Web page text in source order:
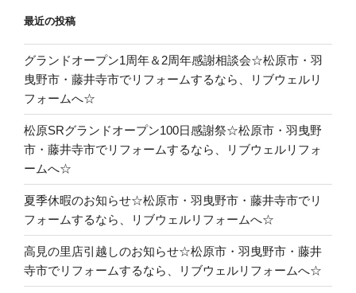
最近の投稿
グランドオープン1周年＆2周年感謝相談会☆松原市・羽
曳野市・藤井寺市でリフォームするなら、リブウェルリ
フォームへ☆
松原SRグランドオープン100日感謝祭☆松原市・羽曳野
市・藤井寺市でリフォームするなら、リブウェルリフォ
ームへ☆
夏季休暇のお知らせ☆松原市・羽曳野市・藤井寺市でリ
フォームするなら、リブウェルリフォームへ☆
高見の里店引越しのお知らせ☆松原市・羽曳野市・藤井
寺市でリフォームするなら、リブウェルリフォームへ☆